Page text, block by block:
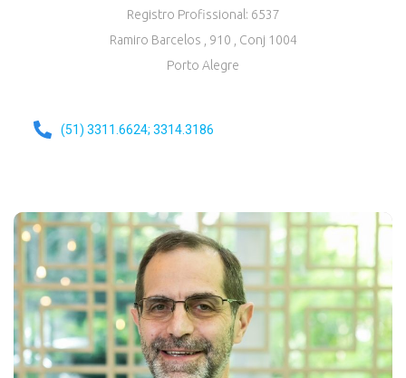
Registro Profissional: 6537
Ramiro Barcelos , 910
, Conj 1004
Porto Alegre
(51) 3311.6624; 3314.3186